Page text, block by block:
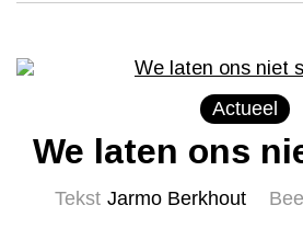
Actueel
We laten ons
Tekst Jarmo Berkhout